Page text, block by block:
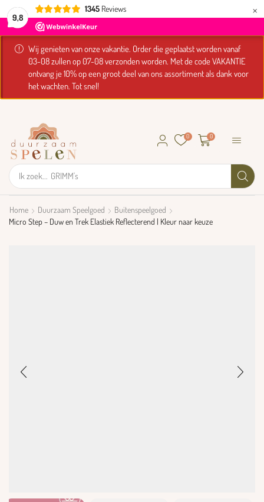
9,8
1345 Reviews ×
Wij genieten van onze vakantie. Order die geplaatst worden vanaf
03-08 zullen op 07-08 verzonden worden. Met de code VAKANTIE
ontvang je 10% op een groot deel van ons assortiment als dank voor
het wachten. Tot snel!
Ik zoek... GRIMM's
0 0
Home Duurzaam Speelgoed
Buitenspeelgoed
Micro Step – Duw en Trek Elastiek Reflecterend | Kleur naar keuze